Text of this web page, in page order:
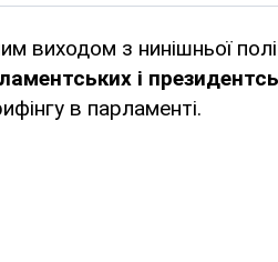
виходом з нинішньої
і
в парламенті.